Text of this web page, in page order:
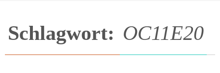
Schlagwort: OC11E20